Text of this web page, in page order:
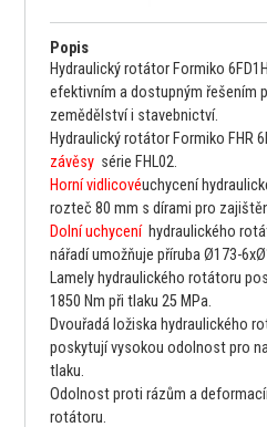
Popis
Hydraulický rotátor Formiko
efektivním a dostupným řešením
zemědělství i stavebnictví.
Hydraulický rotátor Formiko FHR
závěsysérie FHL02.
Horní vidlicovéuchycení
rozteč 80 mm s dírami pro
Dolní uchycení hydraulického
nářadí umožňuje příruba Ø173-
Lamely hydraulického rotátoru
1850 Nm při tlaku 25 MPa.
Dvouřadá ložiska hydraulického
poskytují vysokou odolnost pro
tlaku.
Odolnost proti rázům a
rotátoru.